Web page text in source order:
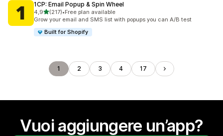
1CP: Email Popup & Spin Wheel
4,9stelle su 5
(217)
217 recensioni totali
•Free plan available
Grow your email and SMS list with popups you can A/B test
Built for Shopify
1 2 3 4 17
Vuoi aggiungere un’app?